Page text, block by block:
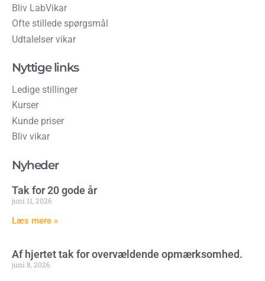
Bliv LabVikar
Ofte stillede spørgsmål
Udtalelser vikar
Nyttige links
Ledige stillinger
Kurser
Kunde priser
Bliv vikar
Nyheder
Tak for 20 gode år
juni 11, 2026
Læs mere »
Af hjertet tak for overvældende opmærksomhed.
juni 8, 2026